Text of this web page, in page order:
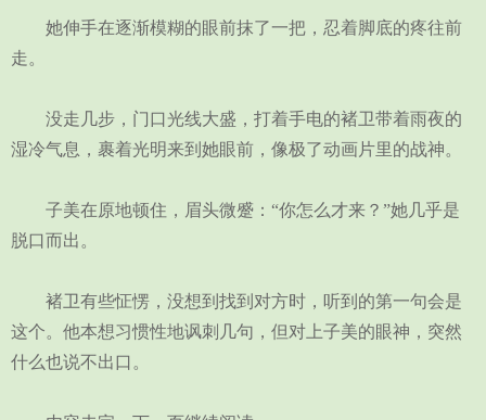
她伸手在逐渐模糊的眼前抹了一把，忍着脚底的疼往前
走。
没走几步，门口光线大盛，打着手电的褚卫带着雨夜的
湿冷气息，裹着光明来到她眼前，像极了动画片里的战神。
子美在原地顿住，眉头微蹙：“你怎么才来？”她几乎是
脱口而出。
褚卫有些怔愣，没想到找到对方时，听到的第一句会是
这个。他本想习惯性地讽刺几句，但对上子美的眼神，突然
什么也说不出口。